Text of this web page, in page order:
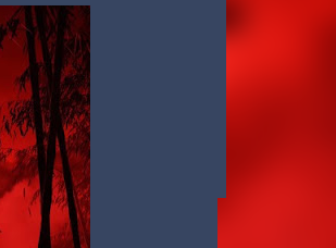
SHADOW LABYRINTH